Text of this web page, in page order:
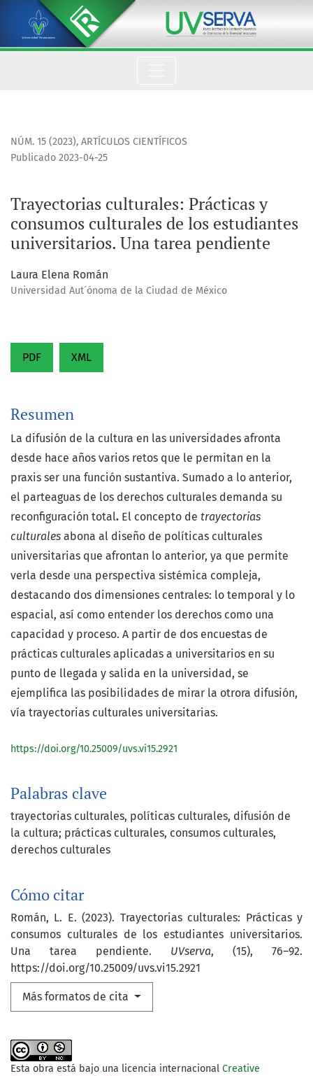
Trayectorias culturales
NÚM. 15 (2023), ARTÍCULOS CIENTÍFICOS
Trayectorias culturales: Prácticas y
consumos culturales de los estudiantes
universitarios. Una tarea pendiente
Publicado 2023-04-25
Laura Elena Román
Universidad Aut´ónoma de la Ciudad de México
PDF XML
Palabras clave
trayectorias culturales, políticas culturales, difusión de
la cultura; prácticas culturales, consumos culturales,
derechos culturales
Cómo citar
Román, L. E. (2023). Trayectorias culturales: Prácticas y
consumos culturales de los estudiantes universitarios.
Una tarea pendiente. UVserva, (15), 76–92.
https://doi.org/10.25009/uvs.vi15.2921
Más formatos de cita
Resumen
La difusión de la cultura en las universidades afronta
desde hace años varios retos que le permitan en la
praxis ser una función sustantiva. Sumado a lo anterior,
el parteaguas de los derechos culturales demanda su
reconfiguración total. El concepto de trayectorias
culturales abona al diseño de políticas culturales
universitarias que afrontan lo anterior, ya que permite
verla desde una perspectiva sistémica compleja,
destacando dos dimensiones centrales: lo temporal y lo
espacial, así como entender los derechos como una
capacidad y proceso. A partir de dos encuestas de
prácticas culturales aplicadas a universitarios en su
punto de llegada y salida en la universidad, se
ejemplifica las posibilidades de mirar la otrora difusión,
vía trayectorias culturales universitarias.
https://doi.org/10.25009/uvs.vi15.2921
Esta obra está bajo una licencia internacional Creative